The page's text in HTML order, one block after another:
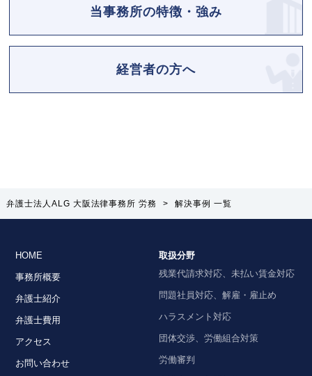
当事務所の特徴・強み
経営者の方へ
弁護士法人ALG 大阪法律事務所 労務 > 解決事例 一覧
HOME
事務所概要
弁護士紹介
弁護士費用
アクセス
お問い合わせ
取扱分野
残業代請求対応、未払い賃金対応
問題社員対応、解雇・雇止め
ハラスメント対応
団体交渉、労働組合対策
労働審判